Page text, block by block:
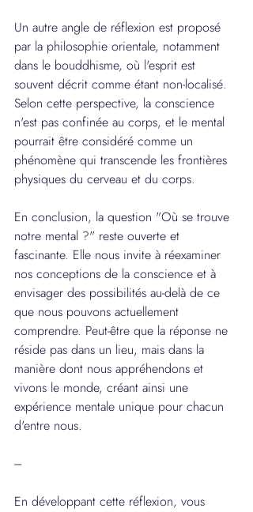
Un autre angle de réflexion est proposé
par la philosophie orientale, notamment
dans le bouddhisme, où l'esprit est
souvent décrit comme étant non-localisé.
Selon cette perspective, la conscience
n'est pas confinée au corps, et le mental
pourrait être considéré comme un
phénomène qui transcende les frontières
physiques du cerveau et du corps.
En conclusion, la question "Où se trouve
notre mental ?" reste ouverte et
fascinante. Elle nous invite à réexaminer
nos conceptions de la conscience et à
envisager des possibilités au-delà de ce
que nous pouvons actuellement
comprendre. Peut-être que la réponse ne
réside pas dans un lieu, mais dans la
manière dont nous appréhendons et
vivons le monde, créant ainsi une
expérience mentale unique pour chacun
d'entre nous.
---
En développant cette réflexion, vous